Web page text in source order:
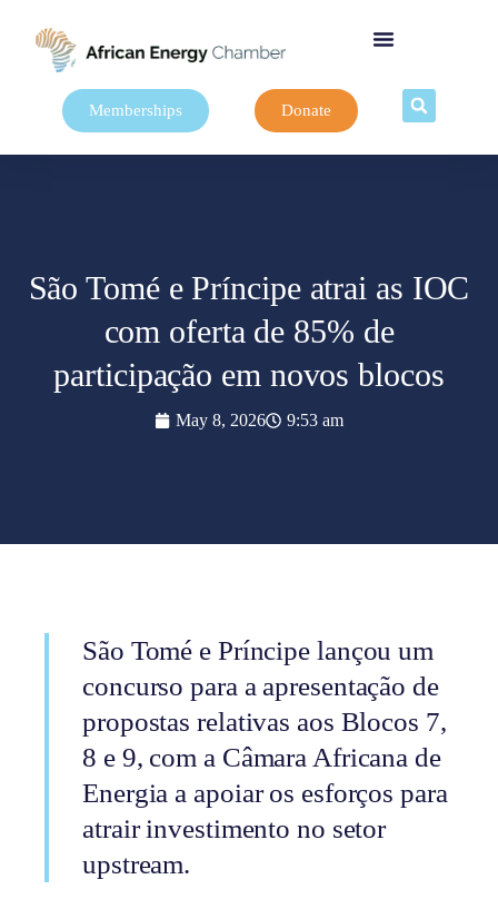
Memberships Donate
São Tomé e Príncipe atrai as IOC
com oferta de 85% de
participação em novos blocos
May 8, 2026 9:53 am
São Tomé e Príncipe lançou um
concurso para a apresentação de
propostas relativas aos Blocos 7,
8 e 9, com a Câmara Africana de
Energia a apoiar os esforços para
atrair investimento no setor
upstream.